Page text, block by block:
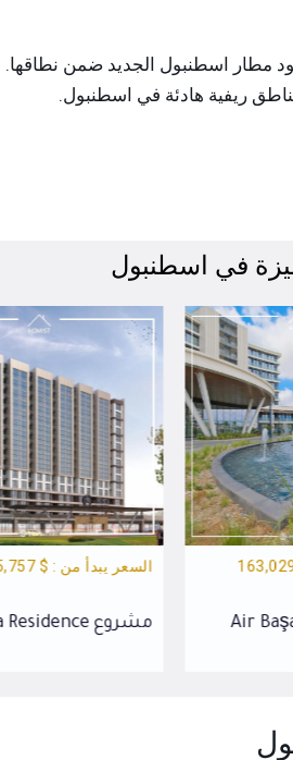
مطار اسطنبول الجديد ضمن نطاقها.
ريفية هادئة في اسطنبول.
في اسطنبول
السعر يبدأ من : $ 155,757
مشروع Mavera Residence